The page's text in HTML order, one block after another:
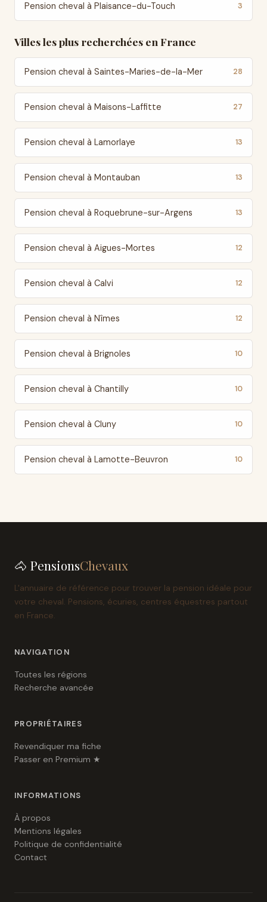
Pension cheval à Plaisance-du-Touch 3
Villes les plus recherchées en France
Pension cheval à Saintes-Maries-de-la-Mer 28
Pension cheval à Maisons-Laffitte 27
Pension cheval à Lamorlaye 13
Pension cheval à Montauban 13
Pension cheval à Roquebrune-sur-Argens 13
Pension cheval à Aigues-Mortes 12
Pension cheval à Calvi 12
Pension cheval à Nîmes 12
Pension cheval à Brignoles 10
Pension cheval à Chantilly 10
Pension cheval à Cluny 10
Pension cheval à Lamotte-Beuvron 10
🐴 PensionsChevaux
L'annuaire de référence pour trouver la pension idéale pour
votre cheval. Pensions, écuries, centres équestres partout
en France.
NAVIGATION
Toutes les régions
Recherche avancée
PROPRIÉTAIRES
Revendiquer ma fiche
Passer en Premium ★
INFORMATIONS
À propos
Mentions légales
Politique de confidentialité
Contact